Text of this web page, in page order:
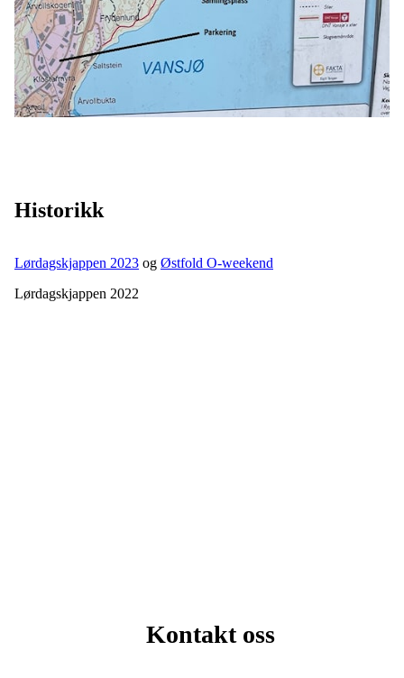
Historikk
Lørdagskjappen 2023 og Østfold O-weekend
Lørdagskjappen 2022
Kontakt oss